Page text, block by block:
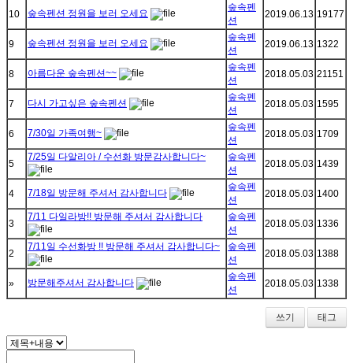
10 숲속펜션 정원을 보러 오세요
숲속펜
션
2019.06.13 19177
9 숲속펜션 정원을 보러 오세요
숲속펜
션
2019.06.13 1322
8 아름다운 숲속펜션~~
숲속펜
션
2018.05.03 21151
7 다시 가고싶은 숲속펜션
숲속펜
션
2018.05.03 1595
6 7/30일 가족여행~
숲속펜
션
2018.05.03 1709
5
7/25일 다알리아 / 수선화 방문감사합니다~
숲속펜
션
2018.05.03 1439
4 7/18일 방문해 주셔서 감사합니다
숲속펜
션
2018.05.03 1400
3
7/11 다일라방!! 방문해 주셔서 감사합니다
숲속펜
션
2018.05.03 1336
2
7/11일 수선화방 !! 방문해 주셔서 감사합니다~
숲속펜
션
2018.05.03 1388
» 방문해주셔서 감사합니다
숲속펜
션
2018.05.03 1338
쓰기 태그